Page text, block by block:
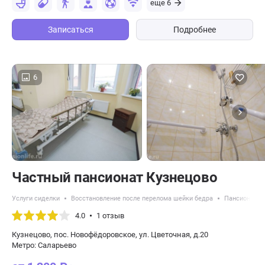
еще 6
Записаться Подробнее
6
Частный пансионат Кузнецово
Услуги сиделки Восстановление после перелома шейки бедра Пансионаты
4.0 1 отзыв
Кузнецово, пос. Новофёдоровское, ул. Цветочная, д.20
Метро: Саларьево